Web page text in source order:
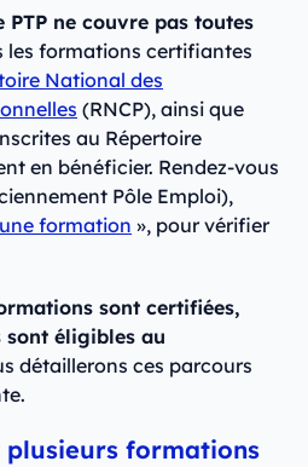
ne couvre pas toutes
les formations certifiantes
National des
(RNCP), ainsi que
au Répertoire
en bénéficier. Rendez-vous
Pôle Emploi),
formation », pour vérifier
sont certifiées,
sont éligibles au
détaillerons ces parcours
formations